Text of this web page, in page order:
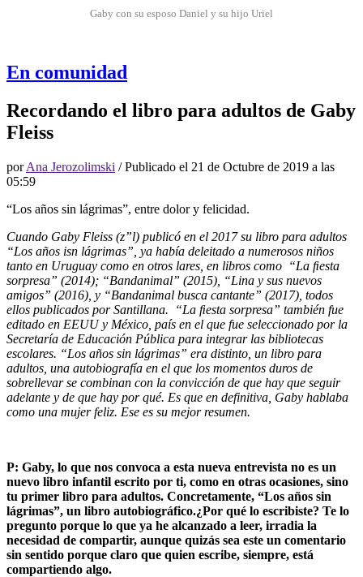
Gaby con su esposo Daniel y su hijo Uriel
En comunidad
Recordando el libro para adultos de Gaby
Fleiss
porAna Jerozolimski / Publicado el 21 de Octubre de 2019 a las
05:59
“Los años sin lágrimas”, entre dolor y felicidad.
Cuando Gaby Fleiss (z”l) publicó en el 2017 su libro para adultos
“Los años isn lágrimas”, ya había deleitado a numerosos niños
tanto en Uruguay como en otros lares, en libros como “La ﬁesta
sorpresa” (2014); “Bandanimal” (2015), “Lina y sus nuevos
amigos” (2016), y “Bandanimal busca cantante” (2017), todos
ellos publicados por Santillana. “La ﬁesta sorpresa” también fue
editado en EEUU y México, país en el que fue seleccionado por la
Secretaría de Educación Pública para integrar las bibliotecas
escolares. “Los años sin lágrimas” era distinto, un libro para
adultos, una autobiografía en el que los momentos duros de
sobrellevar se combinan con la convicción de que hay que seguir
adelante y de que hay por qué. Es que en definitiva, Gaby hablaba
como una mujer feliz. Ese es su mejor resumen.
P: Gaby, lo que nos convoca a esta nueva entrevista no es un
nuevo libro infantil escrito por ti, como en otras ocasiones, sino
tu primer libro para adultos. Concretamente, “Los años sin
lágrimas”, un libro autobiográfico.¿Por qué lo escribiste? Te lo
pregunto porque lo que ya he alcanzado a leer, irradia la
necesidad de compartir, aunque quizás sea este un comentario
sin sentido porque claro que quien escribe, siempre, está
compartiendo algo.